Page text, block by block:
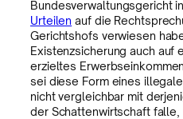
Bundesverwaltungsgericht
Urteilen auf die
Gerichtshofs verwiesen
Existenzsicherung auch auf
erzieltes
sei diese Form eines
nicht vergleichbar mit
der Schattenwirtschaft falle,